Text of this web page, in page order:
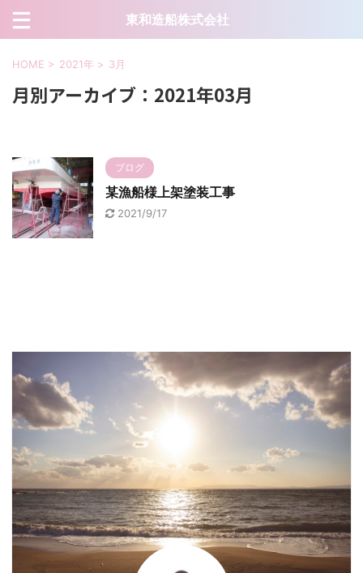
東和造船株式会社
HOME > 2021年 > 3月
月別アーカイブ：2021年03月
ブログ
某漁船様上架塗装工事
2021/9/17